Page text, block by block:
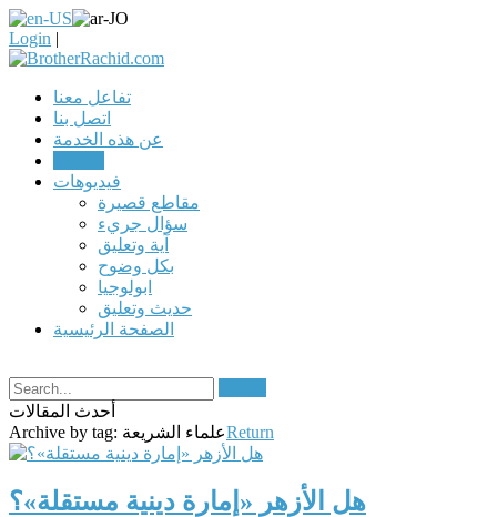
Login |
تفاعل معنا
اتصل بنا
عن هذه الخدمة
فيديوهات
مقاطع قصيرة
سؤال جريء
آية وتعليق
بكل وضوح
ابولوجيا
حديث وتعليق
الصفحة الرئيسية
أحدث المقالات
Archive by tag: علماء الشريعةReturn
هل الأزهر «إمارة دينية مستقلة»؟